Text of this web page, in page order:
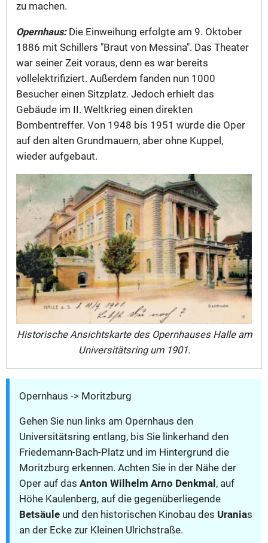
zu machen.
Opernhaus: Die Einweihung erfolgte am 9. Oktober
1886 mit Schillers "Braut von Messina". Das Theater
war seiner Zeit voraus, denn es war bereits
vollelektrifiziert. Außerdem fanden nun 1000
Besucher einen Sitzplatz. Jedoch erhielt das
Gebäude im II. Weltkrieg einen direkten
Bombentreffer. Von 1948 bis 1951 wurde die Oper
auf den alten Grundmauern, aber ohne Kuppel,
wieder aufgebaut.
Historische Ansichtskarte des Opernhauses Halle am
Universitätsring um 1901.
Opernhaus -> Moritzburg
Gehen Sie nun links am Opernhaus den
Universitätsring entlang, bis Sie linkerhand den
Friedemann-Bach-Platz und im Hintergrund die
Moritzburg erkennen. Achten Sie in der Nähe der
Oper auf das Anton Wilhelm Arno Denkmal , auf
Höhe Kaulenberg, auf die gegenüberliegende
Betsäule und den historischen Kinobau des Uranias
an der Ecke zur Kleinen Ulrichstraße.